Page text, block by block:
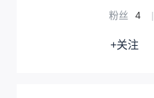
粉丝 4 |
+关注